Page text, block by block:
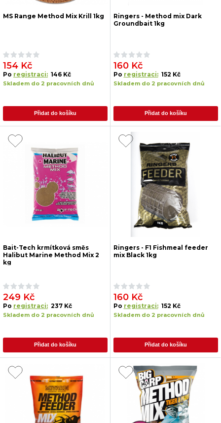
MS Range Method Mix Krill 1kg
154 Kč
Po registraci: 146 Kč
Skladem do 2 pracovních dnů
Přidat do košíku
Ringers - Method mix Dark
Groundbait 1kg
160 Kč
Po registraci: 152 Kč
Skladem do 2 pracovních dnů
Přidat do košíku
Bait-Tech krmítková směs
Halibut Marine Method Mix 2
kg
249 Kč
Po registraci: 237 Kč
Skladem do 2 pracovních dnů
Přidat do košíku
Ringers - F1 Fishmeal feeder
mix Black 1kg
160 Kč
Po registraci: 152 Kč
Skladem do 2 pracovních dnů
Přidat do košíku